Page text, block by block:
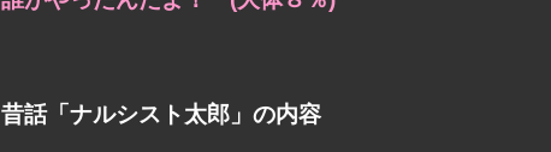
昔話「ナルシスト太郎」の内容